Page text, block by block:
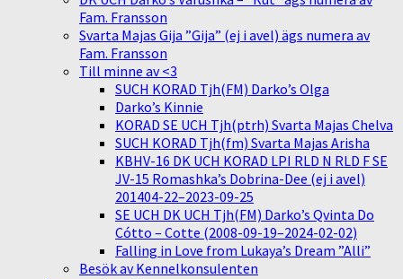
Fam. Fransson
Svarta Majas Gija ”Gija” (ej i avel) ägs numera av
Fam. Fransson
Till minne av <3
SUCH KORAD Tjh(FM) Darko’s Olga
Darko’s Kinnie
KORAD SE UCH Tjh(ptrh) Svarta Majas Chelva
SUCH KORAD Tjh(fm) Svarta Majas Arisha
KBHV-16 DK UCH KORAD LPI RLD N RLD F SE
JV-15 Romashka’s Dobrina-Dee (ej i avel)
201404-22–2023-09-25
SE UCH DK UCH Tjh(FM) Darko’s Qvinta Do
Cótto – Cotte (2008-09-19–2024-02-02)
Falling in Love from Lukaya’s Dream ”Alli”
Besök av Kennelkonsulenten